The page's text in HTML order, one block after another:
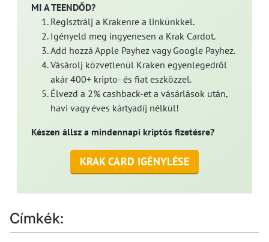
MI A TEENDŐD?
Regisztrálj a Krakenre a linkünkkel.
Igényeld meg ingyenesen a Krak Cardot.
Add hozzá Apple Payhez vagy Google Payhez.
Vásárolj közvetlenül Kraken egyenlegedről
akár 400+ kripto- és fiat eszközzel.
Élvezd a 2% cashback-et a vásárlások után,
havi vagy éves kártyadíj nélkül!
Készen állsz a mindennapi kriptós fizetésre?
KRAK CARD IGÉNYLÉSE
Címkék: